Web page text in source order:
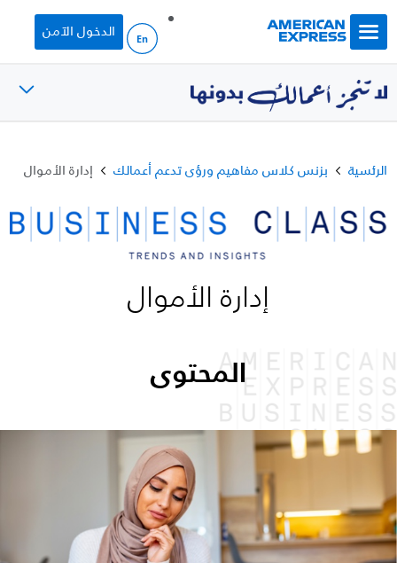
Skip to main content
الدخول الآمن
الرئسية بزنس كلاس مفاهيم ورؤى تدعم أعمالك إدارة الأموال
إدارة الأموال
المحتوى